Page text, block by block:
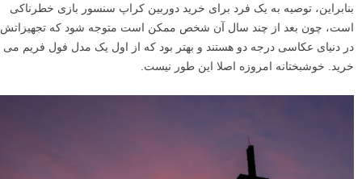
بنابراین، توصیه به یک فرد برای خرید دوربین کراپ سنسور بازی خطرناکی
است، چون بعد از چند سال آن شخص ممکن است متوجه شود که تجهیزاتش
در دنیای عکاسی درجه دو هستند و بهتر بود که از اول یک مدل فول فریم می
خرید. خوشبختانه امروزه اصلا این طور نیست.